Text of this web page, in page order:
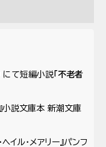
て短編小説 「不老者
説文庫本 新潮文庫
ル・メアリー』パンフ